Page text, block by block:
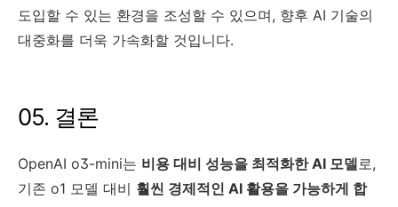
도입할 수 있는 환경을 조성할 수 있으며, 향후 AI 기술의
대중화를 더욱 가속화할 것입니다.
05. 결론
OpenAI o3-mini는 비용 대비 성능을 최적화한 AI 모델 로,
기존 o1 모델 대비 훨씬 경제적인 AI 활용을 가능하게 합